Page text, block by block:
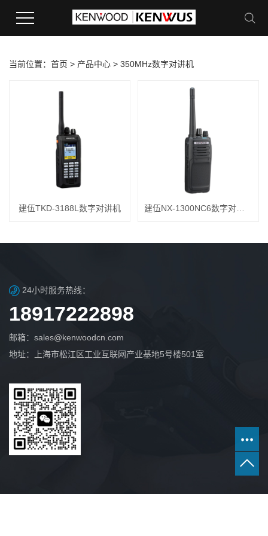
当前位置： 首页 > 产品中心 > 350MHz数字对讲机
建伍TKD-3188L数字对讲机
24小时服务热线：
18917222898
邮箱：sales@kenwoodcn.com
地址：上海市松江区工业互联网产业基地5号楼501室